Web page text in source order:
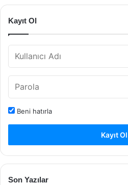
Kayıt Ol
Beni hatırla
Kayıt Ol
Son Yazılar